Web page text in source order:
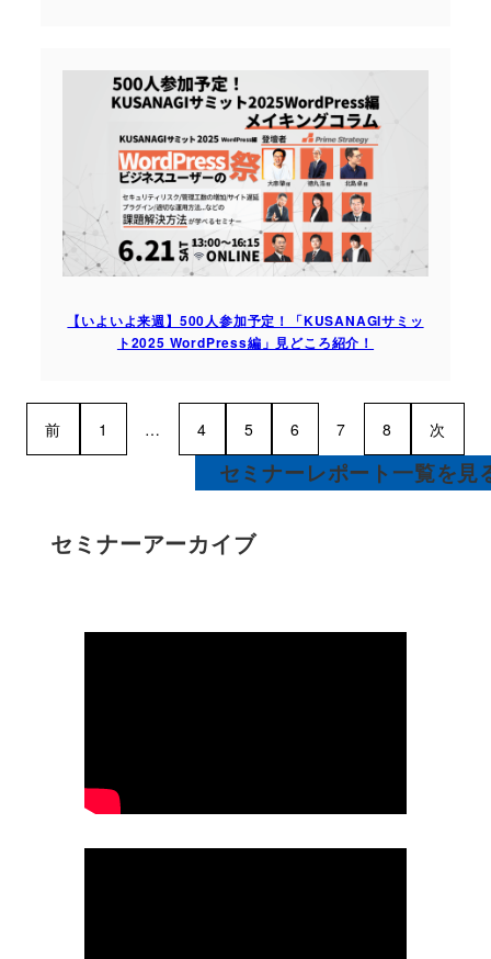
【いよいよ来週】500人参加予定！「KUSANAGIサミッ
ト2025 WordPress編」見どころ紹介！
前 1 … 4 5 6 7 8 次
セミナーレポート一覧を見
セミナーアーカイブ